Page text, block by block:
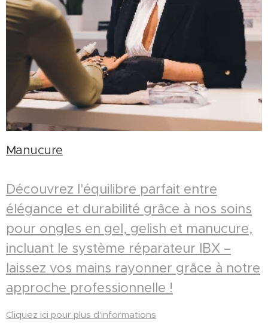
Manucure
Découvrez l'équilibre parfait entre
élégance et durabilité grâce à nos soins
pour ongles en gel, gelish et manucure,
incluant le système réparateur IBX –
laissez vos mains rayonner grâce à notre
approche professionnelle !
Cliquez ici pour plus d'informations